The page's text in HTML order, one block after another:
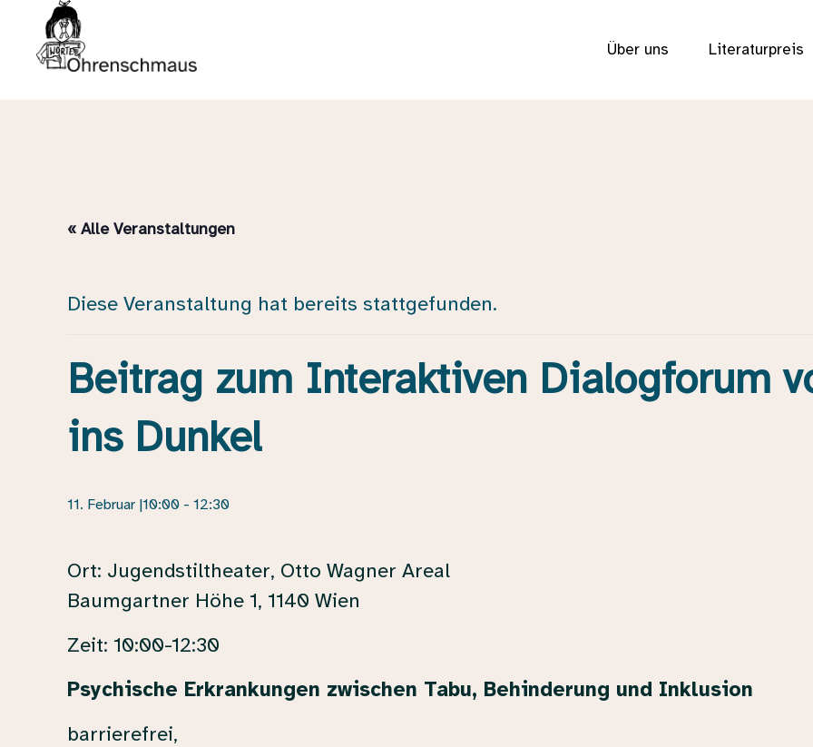
Über uns Literaturpreis
« Alle Veranstaltungen
Diese Veranstaltung hat bereits stattgefunden.
Beitrag zum Interaktiven Dialogforum
ins Dunkel
11. Februar |10:00- 12:30
Ort: Jugendstiltheater, Otto Wagner Areal
Baumgartner Höhe 1, 1140 Wien
Zeit: 10:00-12:30
Psychische Erkrankungen zwischen Tabu, Behinderung und Inklusion
barrierefrei,